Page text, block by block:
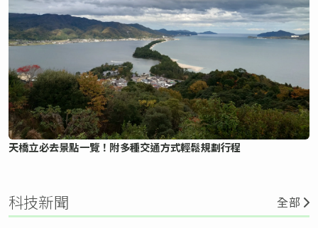
天橋立必去景點一覽！附多種交通方式輕鬆規劃行程
科技新聞 全部